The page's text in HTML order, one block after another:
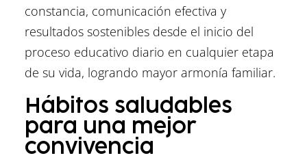
constancia, comunicación efectiva y
resultados sostenibles desde el inicio del
proceso educativo diario en cualquier etapa
de su vida, logrando mayor armonía familiar.
Hábitos saludables
para una mejor
convivencia